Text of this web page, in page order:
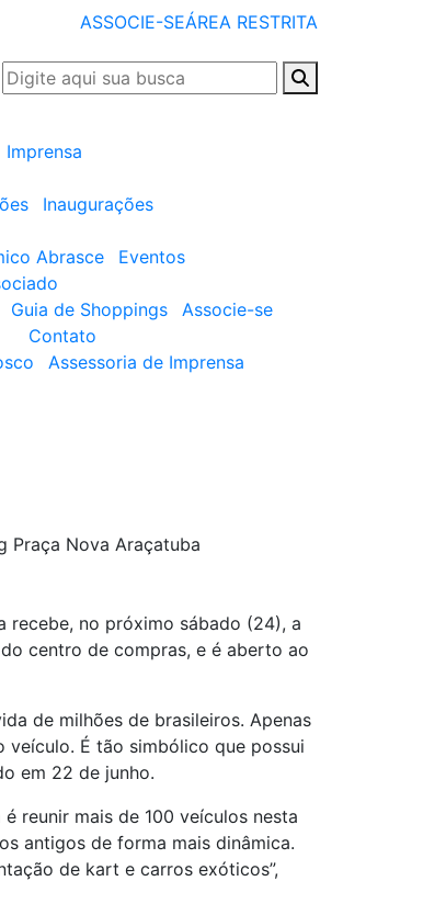
ASSOCIE-SEÁREA RESTRITA
Imprensa
Inaugurações
Abrasce
Eventos
Guia de Shoppings
Associe-se
Contato
Assessoria de Imprensa
Praça Nova Araçatuba
recebe, no próximo sábado (24), a
centro de compras, e é aberto ao
de milhões de brasileiros. Apenas
veículo. É tão simbólico que possui
em 22 de junho.
reunir mais de 100 veículos nesta
antigos de forma mais dinâmica.
de kart e carros exóticos”,